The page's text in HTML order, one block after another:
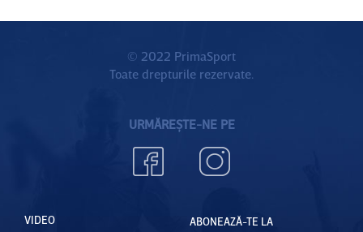
© 2022 PrimaSport
Toate drepturile rezervate.
URMĂREȘTE-NE PE
VIDEO
ABONEAZĂ-TE LA